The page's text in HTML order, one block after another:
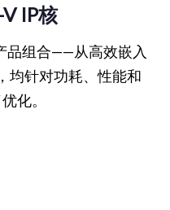
IP核
品组合——从高效嵌入
均针对功耗、性能和
化。